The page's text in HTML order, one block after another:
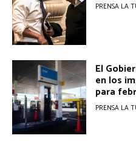
PRENSA LA
El
en los
para
PRENSA LA